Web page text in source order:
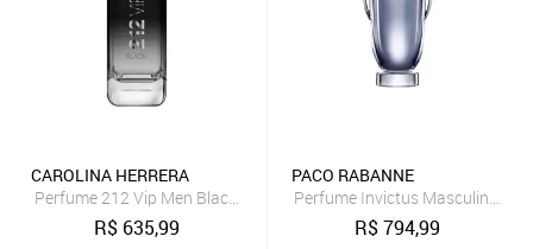
CAROLINA HERRERA
Perfume 212 Vip Men Black Carolina Herrera Perfume Masculino
R$ 635,99
PACO RABANNE
Perfume Invictus Masculino
R$794,99